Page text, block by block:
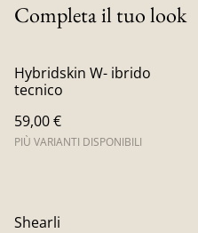
Completa il tuo look
Hybridskin W- ibrido
tecnico
59,00 €
PIÙ VARIANTI DISPONIBILI
Shearli